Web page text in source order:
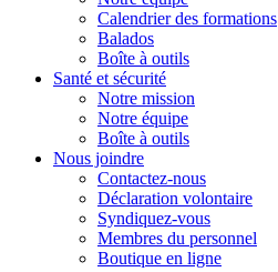
Calendrier des formations
Balados
Boîte à outils
Santé et sécurité
Notre mission
Notre équipe
Boîte à outils
Nous joindre
Contactez-nous
Déclaration volontaire
Syndiquez-vous
Membres du personnel
Boutique en ligne